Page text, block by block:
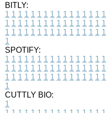
BITLY:
1 1 1 1 1 1 1 1 1 1 1 1 1 1 1 1
1 1 1 1 1 1 1 1 1 1 1 1 1 1 1 1
1 1 1 1 1 1 1 1 1 1 1 1 1 1 1 1
1
SPOTIFY:
1 1 1 1 1 1 1 1 1 1 1 1 1 1 1 1
1 1 1 1 1 1 1 1 1 1 1 1 1 1 1 1
1 1 1 1 1 1 1 1 1 1 1 1 1 1 1 1
1
CUTTLY BIO:
1